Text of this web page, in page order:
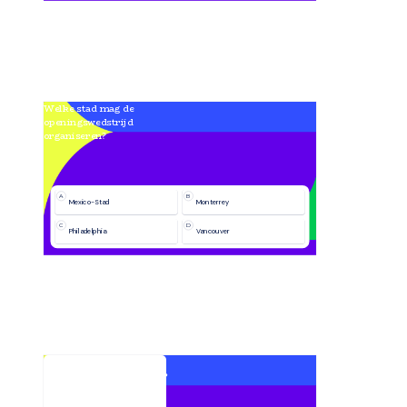
Welke stad mag de
openingswedstrijd
organiseren?
A
Mexico-Stad
B
Monterrey
C
Philadelphia
D
Vancouver
In welk stadion wordt de
finale van 2026 gespeeld?